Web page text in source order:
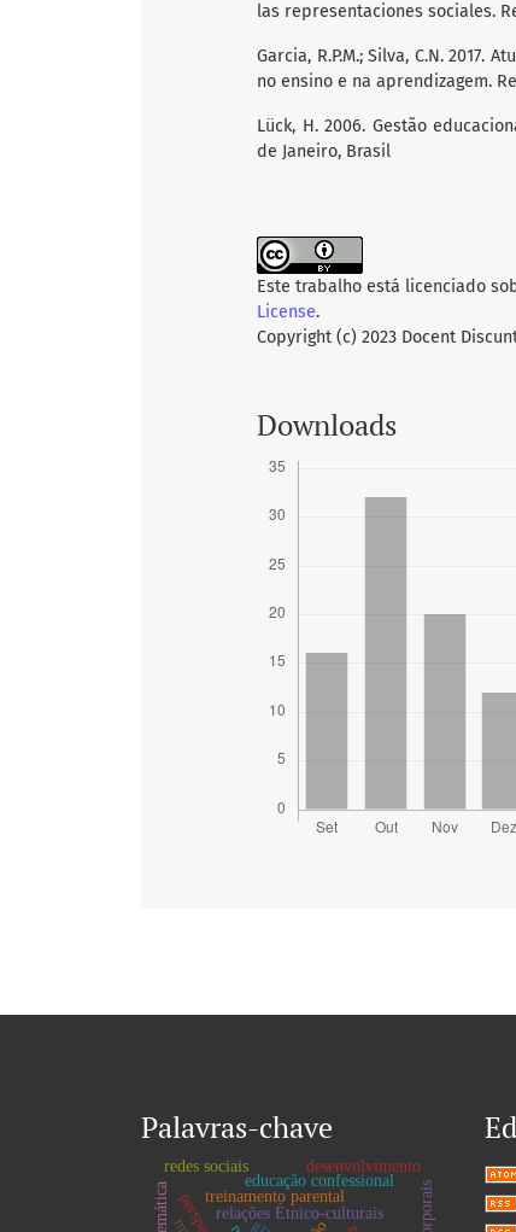
las representaciones sociales.
Garcia, R.P.M.; Silva, C.N.
no ensino e na aprendizagem.
Lück, H. 2006. Gestão
de Janeiro, Brasil
Este trabalho está licenciado
License.
Copyright (c) 2023 Docent
Downloads
Palavras-chave
relações Étnico-culturais
treinamento parental
educação confessional
redes sociais desenvolvimento